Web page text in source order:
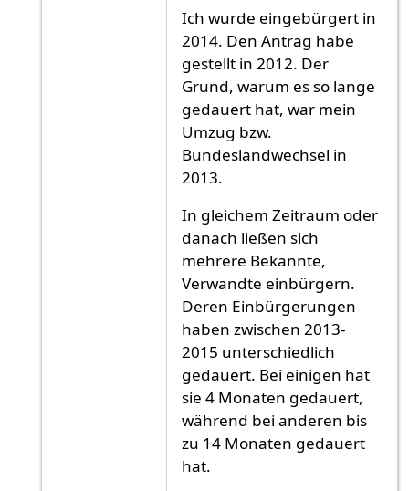
Ich wurde eingebürgert in
2014. Den Antrag habe
gestellt in 2012. Der
Grund, warum es so lange
gedauert hat, war mein
Umzug bzw.
Bundeslandwechsel in
2013.
In gleichem Zeitraum oder
danach ließen sich
mehrere Bekannte,
Verwandte einbürgern.
Deren Einbürgerungen
haben zwischen 2013-
2015 unterschiedlich
gedauert. Bei einigen hat
sie 4 Monaten gedauert,
während bei anderen bis
zu 14 Monaten gedauert
hat.